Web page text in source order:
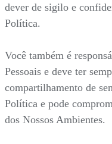
dever de sigilo e
Política.
Você também é
Pessoais e deve ter
compartilhamento de
Política e pode
dos Nossos Ambientes.